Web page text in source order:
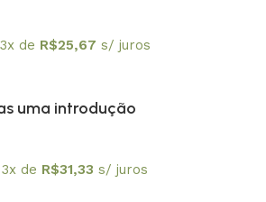
de R$25,67 s/ juros
uma introdução
de R$31,33 s/ juros